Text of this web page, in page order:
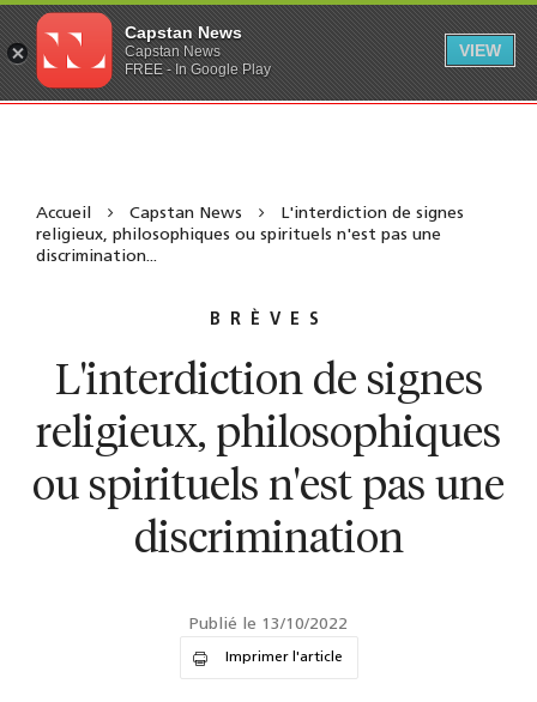
Accueil Capstan News
L'interdiction de signes
religieux, philosophiques ou spirituels n'est pas une
discrimination...
BRÈVES
L'interdiction de signes
religieux, philosophiques
ou spirituels n'est pas une
discrimination
Publié le 13/10/2022
Imprimer l'article
Capstan News
Capstan News
FREE - In Google Play
VIEW